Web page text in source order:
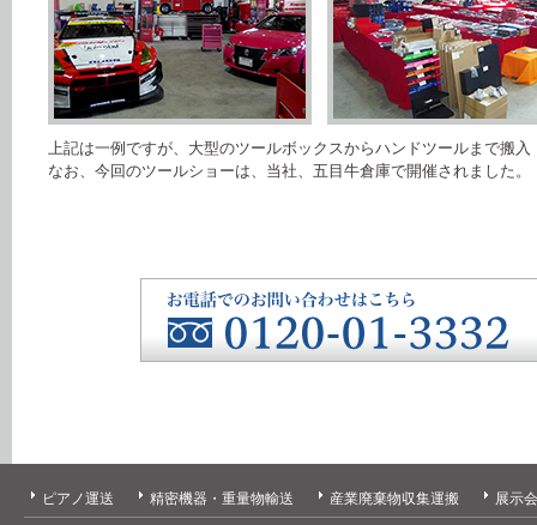
上記は一例ですが、大型のツールボックスからハンドツールまで搬入
なお、今回のツールショーは、当社、五目牛倉庫で開催されました。
ピアノ運送 精密機器・重量物輸送 産業廃棄物収集運搬 展示